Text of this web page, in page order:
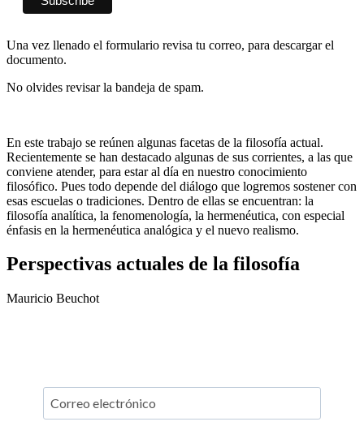
Una vez llenado el formulario revisa tu correo, para descargar el
documento.
No olvides revisar la bandeja de spam.
En este trabajo se reúnen algunas facetas de la filosofía actual.
Recientemente se han destacado algunas de sus corrientes, a las que
conviene atender, para estar al día en nuestro conocimiento
filosófico. Pues todo depende del diálogo que logremos sostener con
esas escuelas o tradiciones. Dentro de ellas se encuentran: la
filosofía analítica, la fenomenología, la hermenéutica, con especial
énfasis en la hermenéutica analógica y el nuevo realismo.
Perspectivas actuales de la filosofía
Mauricio Beuchot